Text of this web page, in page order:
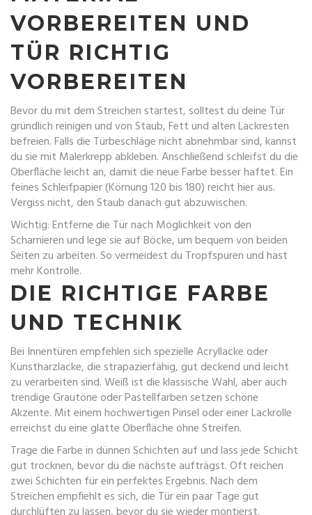
VORBEREITEN UND
TÜR RICHTIG
VORBEREITEN
Bevor du mit dem Streichen startest, solltest du deine Tür
gründlich reinigen und von Staub, Fett und alten Lackresten
befreien. Falls die Türbeschläge nicht abnehmbar sind, kannst
du sie mit Malerkrepp abkleben. Anschließend schleifst du die
Oberfläche leicht an, damit die neue Farbe besser haftet. Ein
feines Schleifpapier (Körnung 120 bis 180) reicht hier aus.
Vergiss nicht, den Staub danach gut abzuwischen.
Wichtig: Entferne die Tür nach Möglichkeit von den
Scharnieren und lege sie auf Böcke, um bequem von beiden
Seiten zu arbeiten. So vermeidest du Tropfspuren und hast
mehr Kontrolle.
DIE RICHTIGE FARBE
UND TECHNIK
Bei Innentüren empfehlen sich spezielle Acryllacke oder
Kunstharzlacke, die strapazierfähig, gut deckend und leicht
zu verarbeiten sind. Weiß ist die klassische Wahl, aber auch
trendige Grautöne oder Pastellfarben setzen schöne
Akzente. Mit einem hochwertigen Pinsel oder einer Lackrolle
erreichst du eine glatte Oberfläche ohne Streifen.
Trage die Farbe in dünnen Schichten auf und lass jede Schicht
gut trocknen, bevor du die nächste aufträgst. Oft reichen
zwei Schichten für ein perfektes Ergebnis. Nach dem
Streichen empfiehlt es sich, die Tür ein paar Tage gut